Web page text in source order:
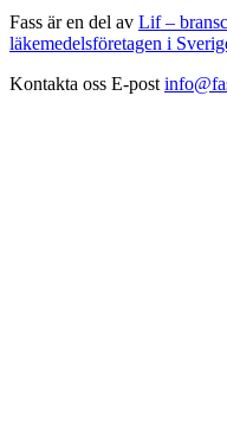
Fass är en del av Lif –
läkemedelsföretagen i
Kontakta oss E-post